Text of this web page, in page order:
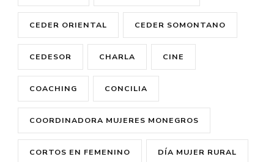
CEDER ORIENTAL CEDER SOMONTANO
CEDESOR CHARLA CINE
COACHING CONCILIA
COORDINADORA MUJERES MONEGROS
CORTOS EN FEMENINO DÍA MUJER RURAL